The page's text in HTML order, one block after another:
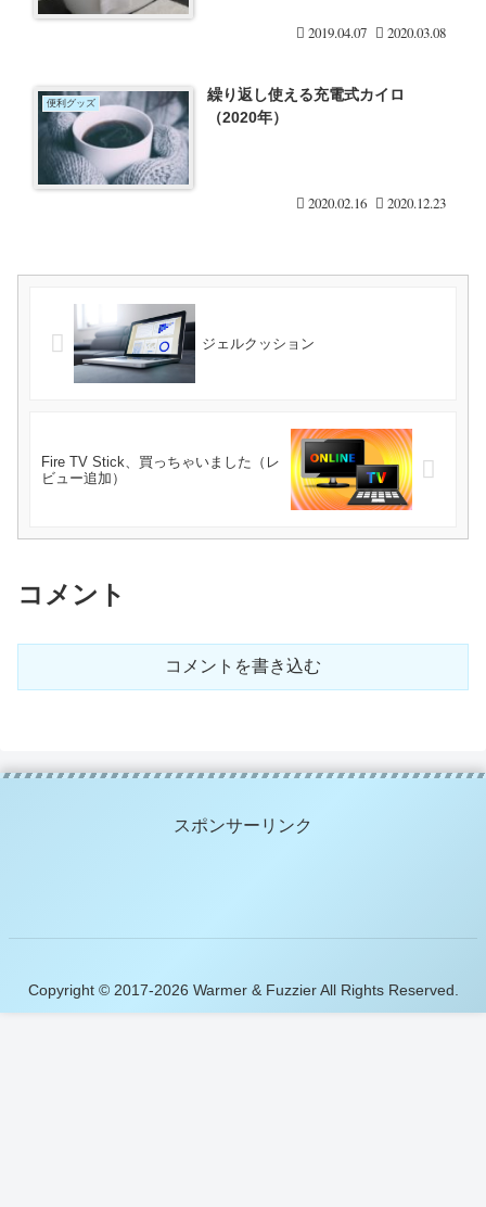
2019.04.07 2020.03.08
便利グッズ
繰り返し使える充電式カイロ
（2020年）
2020.02.16 2020.12.23
ジェルクッション
Fire TV Stick、買っちゃいました（レ
ビュー追加）
コメント
コメントを書き込む
スポンサーリンク
Copyright © 2017-2026 Warmer & Fuzzier All Rights Reserved.